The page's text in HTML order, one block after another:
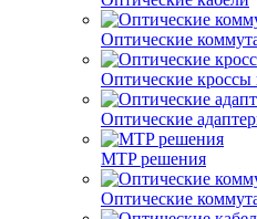
Оптические
Оптические кроссы
Оптические
MTP решения
Оптические